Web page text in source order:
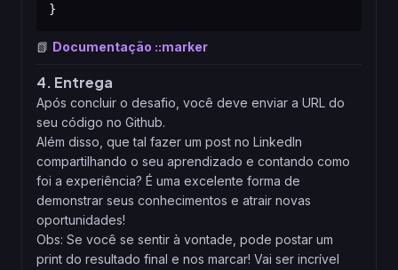
}
📗 Documentação ::marker
4. Entrega
Após concluir o desafio, você deve enviar a URL do
seu código no Github.
Além disso, que tal fazer um post no LinkedIn
compartilhando o seu aprendizado e contando como
foi a experiência? É uma excelente forma de
demonstrar seus conhecimentos e atrair novas
oportunidades!
Obs: Se você se sentir à vontade, pode postar um
print do resultado final e nos marcar! Vai ser incrível